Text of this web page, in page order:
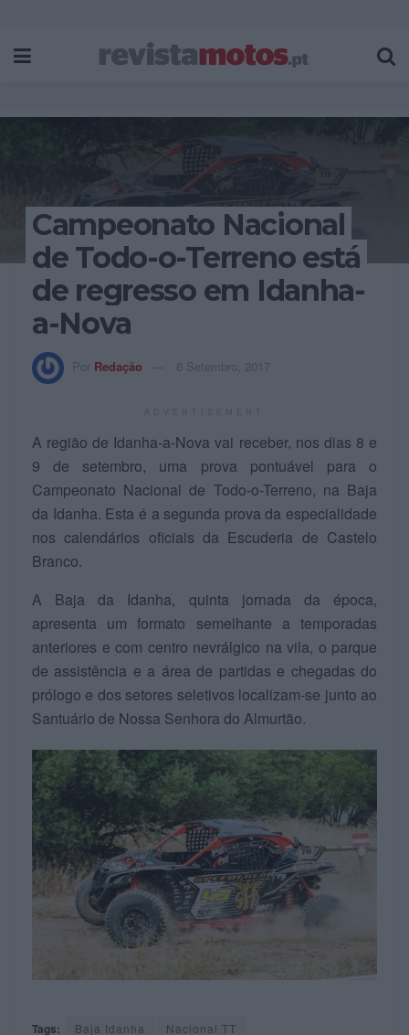
Campeonato Nacional
de Todo-o-Terreno está
de regresso em Idanha-
a-Nova
Por Redação 6 Setembro, 2017
A região de Idanha-a-Nova vai receber, nos dias 8 e
9 de setembro, uma prova pontuável para o
Campeonato Nacional de Todo-o-Terreno, na Baja
da Idanha. Esta é a segunda prova da especialidade
nos calendários oficiais da Escuderia de Castelo
Branco.
A Baja da Idanha, quinta jornada da época,
apresenta um formato semelhante a temporadas
anteriores e com centro nevrálgico na vila, o parque
de assistência e a área de partidas e chegadas do
prólogo e dos setores seletivos localizam-se junto ao
Santuário de Nossa Senhora do Almurtão.
Tags: Baja Idanha Nacional TT